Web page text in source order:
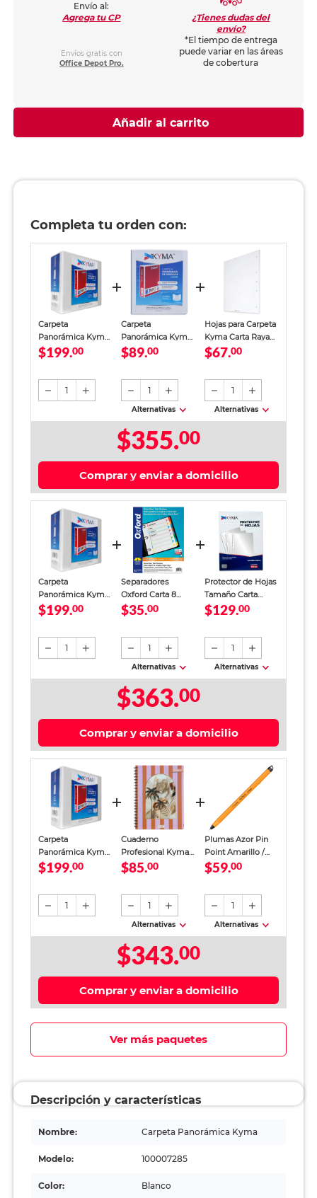
Envío al:
Agrega tu CP
Envíos gratis con
Office Depot Pro.
¿Tienes dudas del
envío?
*El tiempo de entrega
puede variar en las áreas
de cobertura
Añadir al carrito
Completa tu orden con:
Carpeta
Panorámica Kyma
Argolla Tipo D 4
$199.00
1
Carpeta
Panorámica Kyma
con Argolla O 1
$89.00
1
Alternativas
Hojas para Carpeta
Kyma Carta Raya
100 Hojas
$67.00
1
Alternativas
$355.00
Comprar y enviar a domicilio
Carpeta
Panorámica Kyma
Argolla Tipo D 4
$199.00
1
Separadores
Oxford Carta 8
divisiones Colores
$35.00
1
Alternativas
Protector de Hojas
Tamaño Carta
Kyma
$129.00
1
Alternativas
$363.00
Comprar y enviar a domicilio
Carpeta
Panorámica Kyma
Argolla Tipo D 4
$199.00
1
Cuaderno
Profesional Kyma
Chic Girl Cuadro
$85.00
1
Alternativas
Plumas Azor Pin
Point Amarillo /
Punto fino / Tinta
$59.00
1
Alternativas
$343.00
Comprar y enviar a domicilio
Ver más paquetes
Descripción y características
Nombre: Carpeta Panorámica Kyma
Modelo: 100007285
Color: Blanco